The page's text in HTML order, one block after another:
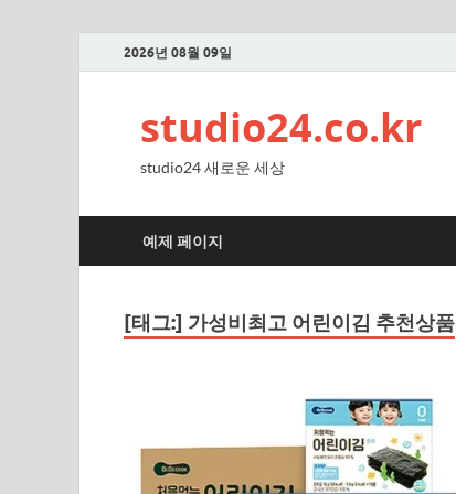
2026년 08월 09일
studio24.co.kr
studio24 새로운 세상
예제 페이지
[태그:] 가성비최고 어린이김 추천상품